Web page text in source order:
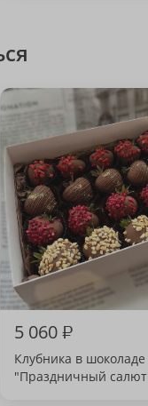
5 060₽
Клубника в шоколаде
"Праздничный